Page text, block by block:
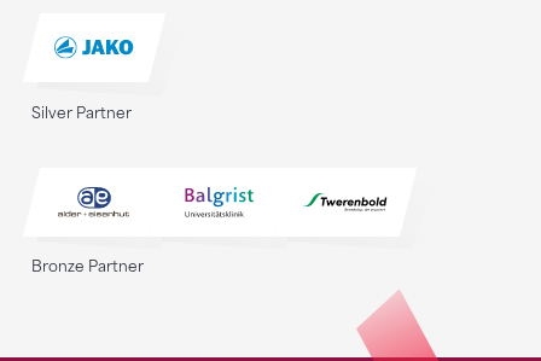
Silver Partner
Bronze Partner